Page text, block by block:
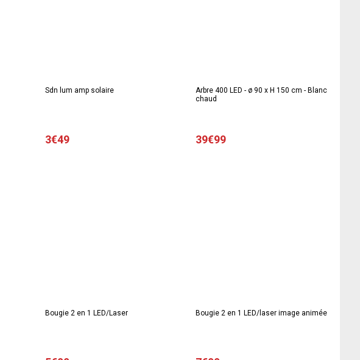
Sdn lum amp solaire
3€49
Arbre 400 LED - ø 90 x H 150 cm - Blanc
chaud
39€99
Bougie 2 en 1 LED/Laser Bougie 2 en 1 LED/laser image animée